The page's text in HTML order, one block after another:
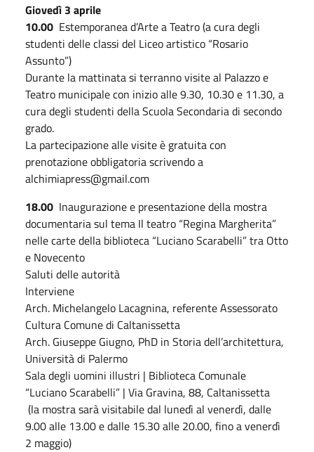
Giovedì 3 aprile
10.00 Estemporanea d’Arte a Teatro (a cura degli
studenti delle classi del Liceo artistico “Rosario
Assunto”)
Durante la mattinata si terranno visite al Palazzo e
Teatro municipale con inizio alle 9.30, 10.30 e 11.30, a
cura degli studenti della Scuola Secondaria di secondo
grado.
La partecipazione alle visite è gratuita con
prenotazione obbligatoria scrivendo a
alchimiapress@gmail.com
18.00 Inaugurazione e presentazione della mostra
documentaria sul tema Il teatro “Regina Margherita”
nelle carte della biblioteca “Luciano Scarabelli” tra Otto
e Novecento
Saluti delle autorità
Interviene
Arch. Michelangelo Lacagnina, referente Assessorato
Cultura Comune di Caltanissetta
Arch. Giuseppe Giugno, PhD in Storia dell’architettura,
Università di Palermo
Sala degli uomini illustri | Biblioteca Comunale
“Luciano Scarabelli” | Via Gravina, 88, Caltanissetta
(la mostra sarà visitabile dal lunedì al venerdì, dalle
9.00 alle 13.00 e dalle 15.30 alle 20.00, fino a venerdì
2 maggio)